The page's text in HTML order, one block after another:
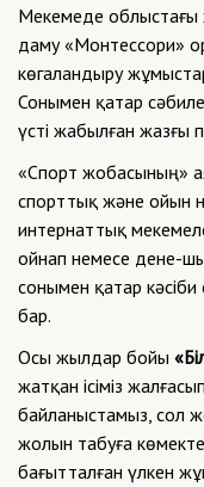
Мекемеде облыстағы
даму «Монтессори»
көгаландыру
Сонымен қатар
үсті жабылған жазғы
«Спорт жобасының»
спорттық және ойын
интернаттық
ойнап немесе дене-
сонымен қатар кәсіби
бар.
Осы жылдар бойы
жатқан ісіміз
байланыстамыз, сол
жолын табуға
бағытталған үлкен